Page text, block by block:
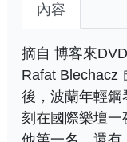
內容
摘自 博客來
Rafat Blechacz
後，波蘭年輕鋼
刻在國際樂壇一